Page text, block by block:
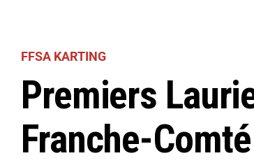
FFSA KARTING
Premiers
Franche-Comté